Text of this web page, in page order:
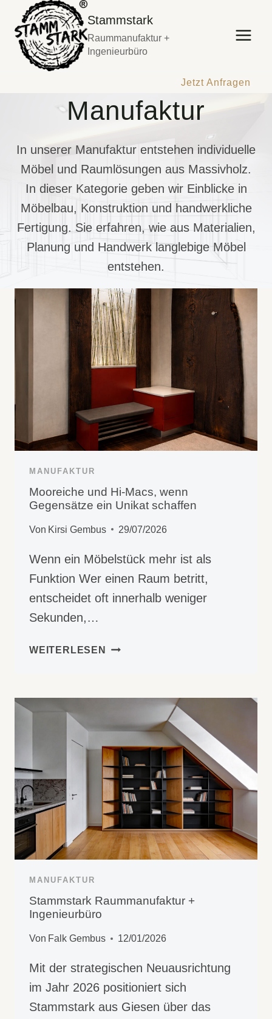
Inhalt
springen
Stammstark
Raummanufaktur +
Ingenieurbüro
Jetzt Anfragen
Manufaktur
In unserer Manufaktur entstehen individuelle
Möbel und Raumlösungen aus Massivholz.
In dieser Kategorie geben wir Einblicke in
Möbelbau, Konstruktion und handwerkliche
Fertigung. Sie erfahren, wie aus Materialien,
Planung und Handwerk langlebige Möbel
entstehen.
MANUFAKTUR
Mooreiche und Hi-Macs, wenn
Gegensätze ein Unikat schaffen
Von Kirsi Gembus 29/07/2026
Wenn ein Möbelstück mehr ist als
Funktion Wer einen Raum betritt,
entscheidet oft innerhalb weniger
Sekunden,…
WEITERLESEN
MOOREICHE
GEGENSÄTZE
UNIKAT
SCHAFFEN
MANUFAKTUR
Stammstark Raummanufaktur +
Ingenieurbüro
Von Falk Gembus 12/01/2026
Mit der strategischen Neuausrichtung
im Jahr 2026 positioniert sich
Stammstark aus Giesen über das